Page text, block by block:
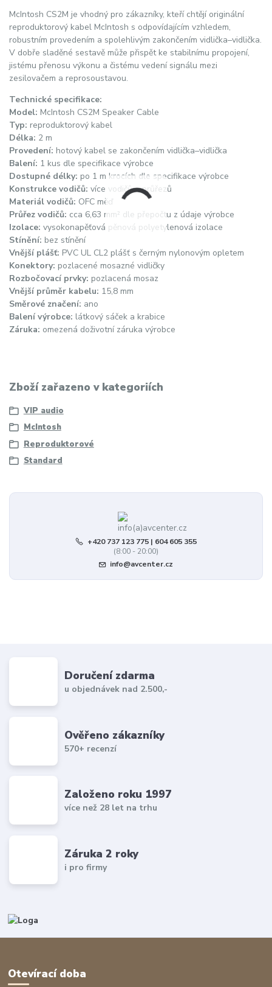
McIntosh CS2M je vhodný pro zákazníky, kteří chtějí originální
reproduktorový kabel McIntosh s odpovídajícím vzhledem,
robustním provedením a spolehlivým zakončením vidlička–vidlička.
V dobře sladěné sestavě může přispět ke stabilnímu propojení,
jistému přenosu výkonu a čistému vedení signálu mezi
zesilovačem a reprosoustavou.
Technické specifikace:
Model: McIntosh CS2M Speaker Cable
Typ: reproduktorový kabel
Délka: 2 m
Provedení: hotový kabel se zakončením vidlička–vidlička
Balení: 1 kus dle specifikace výrobce
Dostupné délky: po 1 m krocích dle specifikace výrobce
Konstrukce vodičů: více vodičů a průřezů
Materiál vodičů: OFC měď
Průřez vodičů: cca 6,63 mm² dle přepočtu z údaje výrobce
Izolace: vysokonapěťová pěnová polyetylenová izolace
Stínění: bez stínění
Vnější plášť: PVC UL CL2 plášť s černým nylonovým opletem
Konektory: pozlacené mosazné vidličky
Rozbočovací prvky: pozlacená mosaz
Vnější průměr kabelu: 15,8 mm
Směrové značení: ano
Balení výrobce: látkový sáček a krabice
Záruka: omezená doživotní záruka výrobce
Zboží zařazeno v kategoriích
VIP audio
McIntosh
Reproduktorové
Standard
+420 737 123 775 | 604 605 355
(8:00 - 20:00)
info@avcenter.cz
Doručení zdarma
u objednávek nad 2.500,-
Ověřeno zákazníky
570+ recenzí
Založeno roku 1997
více než 28 let na trhu
Záruka 2 roky
i pro firmy
Otevírací doba